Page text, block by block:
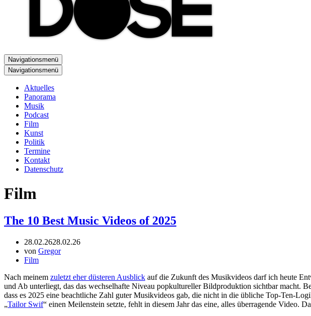
Navigationsmenü
Navigationsmenü
Aktuelles
Panorama
Musik
Podcast
Film
Kunst
Politik
Termine
Kontakt
Datenschutz
Film
The 10 Best Music Videos of 2025
28.02.2628.02.26
von Gregor
Film
Nach meinem zuletzt eher düsteren Ausblick auf die Zukunft des Musikvideos darf ich heute
und Ab unterliegt, das das wechselhafte Niveau popkultureller Bildproduktion sichtbar macht.
dass es 2025 eine beachtliche Zahl guter Musikvideos gab, die nicht in die übliche Top-Ten-
„Tailor Swif“ einen Meilenstein setzte, fehlt in diesem Jahr das eine, alles überragende Video.